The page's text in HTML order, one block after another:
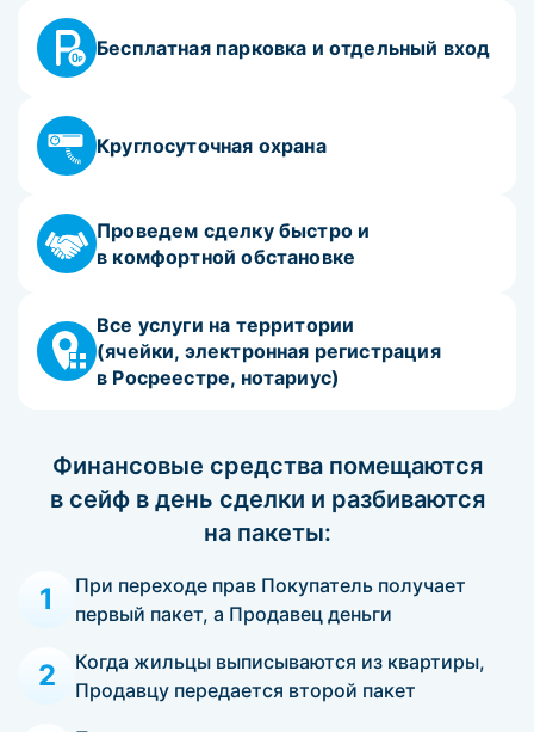
Бесплатная парковка и отдельный вход
Круглосуточная охрана
Проведем сделку быстро и
в комфортной обстановке
Все услуги на территории
(ячейки, электронная регистрация
в Росреестре, нотариус)
Финансовые средства помещаются
в сейф в день сделки и разбиваются
на пакеты:
1
При переходе прав Покупатель получает
первый пакет, а Продавец деньги
2
Когда жильцы выписываются из квартиры,
Продавцу передается второй пакет